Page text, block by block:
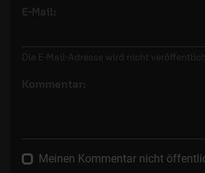
E-Mail:
Die E-Mail-Adresse wird nicht
Kommentar:
Meinen Kommentar nicht